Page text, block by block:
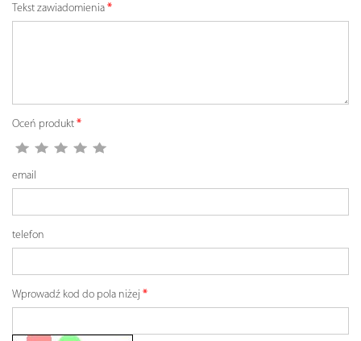
Tekst zawiadomienia
Oceń produkt
email
telefon
Wprowadź kod do pola niżej